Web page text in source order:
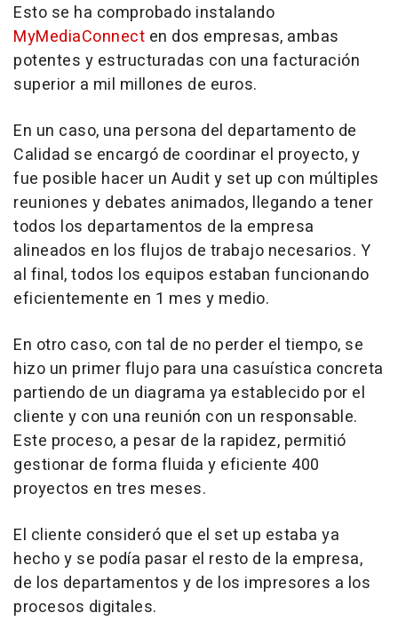
Esto se ha comprobado instalando
MyMediaConnect en dos empresas, ambas
potentes y estructuradas con una facturación
superior a mil millones de euros.
En un caso, una persona del departamento de
Calidad se encargó de coordinar el proyecto, y
fue posible hacer un Audity set up con múltiples
reuniones y debates animados, llegando a tener
todos los departamentos de la empresa
alineados en los flujos de trabajo necesarios. Y
al final, todos los equipos estaban funcionando
eficientemente en 1 mes y medio.
En otro caso, con tal de no perder el tiempo, se
hizo un primer flujo para una casuística concreta
partiendo de un diagrama ya establecido por el
cliente y con una reunión con un responsable.
Este proceso, a pesar de la rapidez, permitió
gestionar de forma fluida y eficiente 400
proyectos en tres meses.
El cliente consideró que el set up estaba ya
hecho y se podía pasar el resto de la empresa,
de los departamentos y de los impresores a los
procesos digitales.